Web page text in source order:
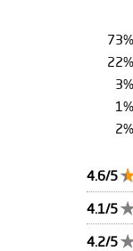
73%
22%
3%
1%
2%
4.6/5
4.1/5
4.2/5